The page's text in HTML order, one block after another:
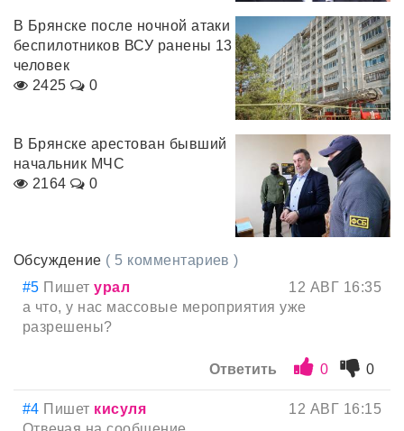
В Брянске после ночной атаки
беспилотников ВСУ ранены 13
человек
2425
0
В Брянске арестован бывший
начальник МЧС
2164
0
Обсуждение ( 5 комментариев )
#5 Пишетурал
12 АВГ 16:35
а что, у нас массовые мероприятия уже
разрешены?
Ответить 0 0
#4 Пишет кисуля
12 АВГ 16:15